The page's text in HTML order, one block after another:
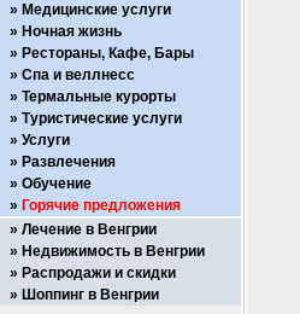
Медицинские услуги
Ночная жизнь
Рестораны, Кафе, Бары
Спа и веллнесс
Термальные курорты
Туристические услуги
Услуги
Развлечения
Обучение
Горячие предложения
Лечение в Венгрии
Недвижимость в Венгрии
Распродажи и скидки
Шоппинг в Венгрии